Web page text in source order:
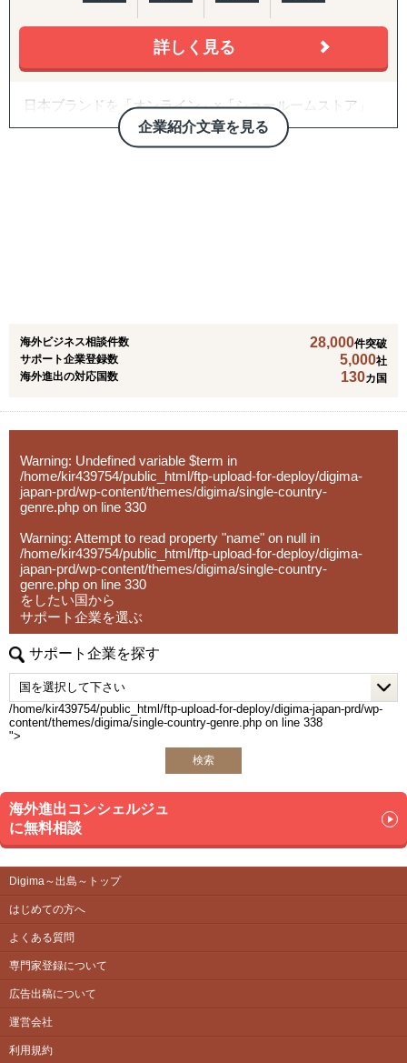
大規模な調査については、現地の内情に精通した各国の現
地調査会社や、その地域特有の文化、
言語、法律、習慣を熟知した地場系の調査会社と連携する
ことで、よりローカルな視点で
イツ・スウェーデン
アフリカ >>> 南アフリカ・エジプト・ジンバブエ・ケニ
ア
3. 越境EC支援（B2C）
米国Amazonを中心に、アカウント開設・商品ページ作
した物流設計、運用・販促・販売データ分析までを一気通
貫で対応。Walmart ECや自社EC（Shopify構築・運用）に
社内に海外事業の専門人材がいない企業さまの「意思決定
の壁打ち相手」として、継続的に併走。米国プランでは
CEO/COOがプロジェクトマネージャーとして直接関与
【海外進出パッケージ（ライト）】
海外展開の「最初の一歩」として、有望国選定・需要調
査・現地規制調査・初期戦略設計・初期営業仮説の整理ま
つなげます。
【海外進出パッケージ（米国）】
準備・戦略フェーズ（事前整理/分析・FDA対応・B2B/EC
準備）から、実行・検証フェーズ（営業代行・パートナー
開拓、小売テスト販売、Amazon運用、販売データ分析、
次期施策立案）まで、初回販売の実現を一気通貫で支援し
ます。
【パッケージに追加・継続できる支援メニュー】
導入企業さまのニーズに応じ、以下のオプション・中長期
施策を柔軟に組み合わせてご提供します。
英語クリエイティブ：
英語HP／LP制作、展示会配布用チラシ（One Pager）、カ
タログ翻訳
FDA・規制対応の拡張：
商品認証届（SKU追加）、登録工場の追加
輸出・物流：
輸出入代行、最適な物流体制の構築、現地在庫セットアッ
プ、現地ロジスティクス構築
現地活動：
展示会出展支援（市場調査・参加・企業面談・ブース出展
【両方向のビジネス支援】
日本から海外への展開支援だけでなく、海外企業の日本進
輸入→保管→ピッキング→発送までのワンストップ物流体
、EC販売やオムニチャネル展開もスムーズに実現します。
「貿易をしたくてもできない」という壁を取り除き、
中小企業でも海外市場で成功できるよう、専門知識と情熱
をもってサポートします。
挑戦を迷っている方、まずはお気軽にご相談ください。
貴社の製品・サービスの強みを活かした、オーダーメイド
の海外展開戦略をご提案いたします。
詳しく見る
企業紹介文章を見る
日本ブランドを「オンライン」x「ショールームストア」
で世界に販売できる越境ECモール 『Japan Finds』 の運
営、オンラインでの出店・販売とあわせて、海外の実店舗
3,000社以上の支援実績と350社を超えるクライアント様に
ご愛用いただいています。
海外ビジネス相談件数 28,000件突破
サポート企業登録数
5,000社
海外進出の対応国数
130カ国
Warning: Undefined variable $term in
/home/kir439754/public_html/ftp-upload-for-deploy/digima-
japan-prd/wp-content/themes/digima/single-country-
genre.php on line 330
Warning: Attempt to read property "name" on null in
/home/kir439754/public_html/ftp-upload-for-deploy/digima-
japan-prd/wp-content/themes/digima/single-country-
genre.php on line 330
をしたい国から
サポート企業を選ぶ
サポート企業を探す
/home/kir439754/public_html/ftp-upload-for-deploy/digima-japan-prd/wp-
content/themes/digima/single-country-genre.php on line 338
">
検索
海外進出コンシェルジュ
に無料相談
Digima～出島～トップ
はじめての方へ
よくある質問
専門家登録について
広告出稿について
運営会社
利用規約